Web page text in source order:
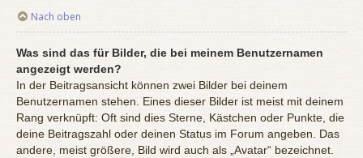
Nach oben
Was sind das für Bilder, die bei meinem Benutzernamen
angezeigt werden?
In der Beitragsansicht können zwei Bilder bei deinem
Benutzernamen stehen. Eines dieser Bilder ist meist mit deinem
Rang verknüpft: Oft sind dies Sterne, Kästchen oder Punkte, die
deine Beitragszahl oder deinen Status im Forum angeben. Das
andere, meist größere, Bild wird auch als „Avatar“ bezeichnet.